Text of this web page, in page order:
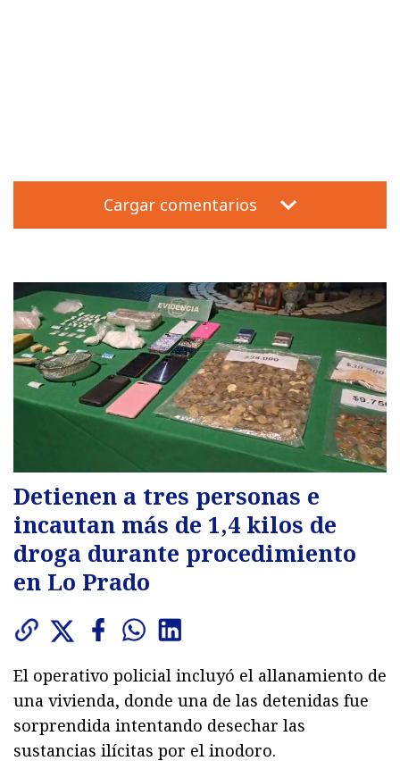
Cargar comentarios
Detienen a tres personas e
incautan más de 1,4 kilos de
droga durante procedimiento
en Lo Prado
El operativo policial incluyó el allanamiento de
una vivienda, donde una de las detenidas fue
sorprendida intentando desechar las
sustancias ilícitas por el inodoro.